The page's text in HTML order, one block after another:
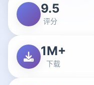
9.5
评分
1M+
下载